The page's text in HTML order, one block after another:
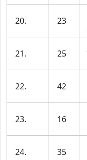
20. 23
21. 25
22. 42
23. 16
24. 35